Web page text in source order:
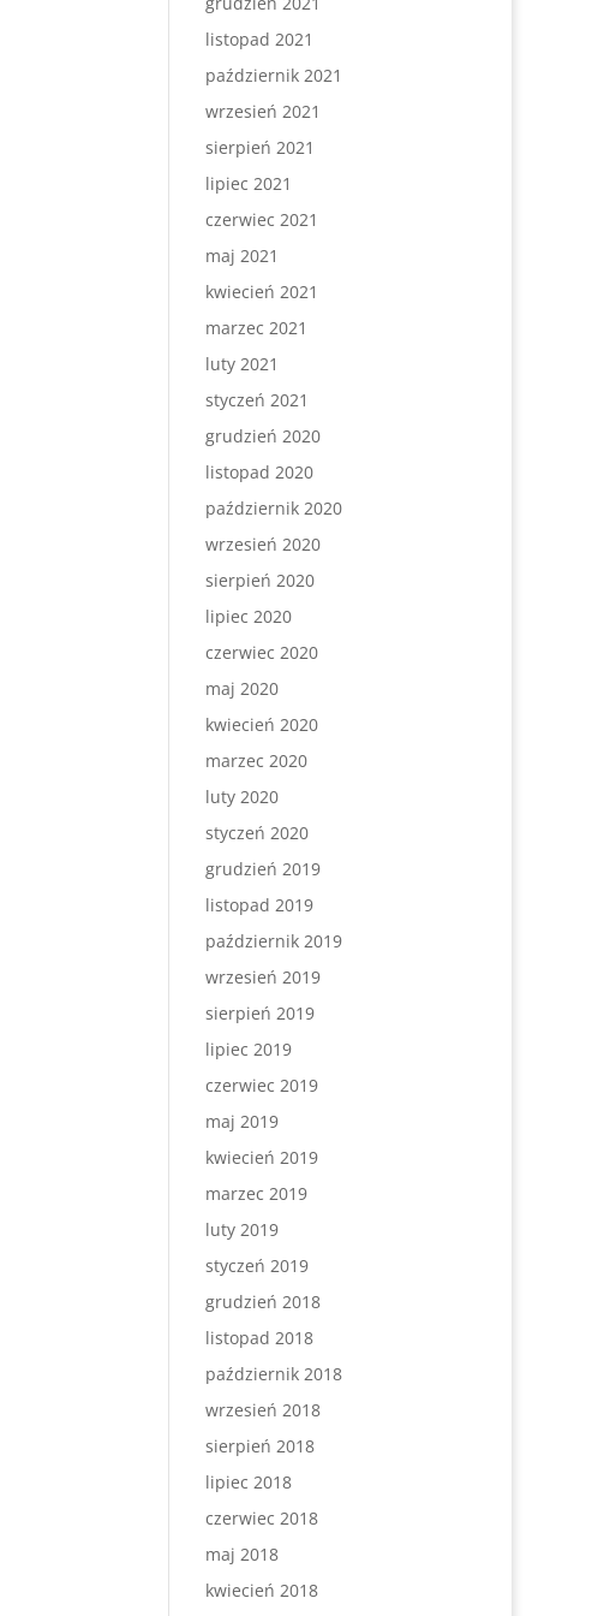
listopad 2021
październik 2021
wrzesień 2021
sierpień 2021
lipiec 2021
czerwiec 2021
maj 2021
kwiecień 2021
marzec 2021
luty 2021
styczeń 2021
grudzień 2020
listopad 2020
październik 2020
wrzesień 2020
sierpień 2020
lipiec 2020
czerwiec 2020
maj 2020
kwiecień 2020
marzec 2020
luty 2020
styczeń 2020
grudzień 2019
listopad 2019
październik 2019
wrzesień 2019
sierpień 2019
lipiec 2019
czerwiec 2019
maj 2019
kwiecień 2019
marzec 2019
luty 2019
styczeń 2019
grudzień 2018
listopad 2018
październik 2018
wrzesień 2018
sierpień 2018
lipiec 2018
czerwiec 2018
maj 2018
kwiecień 2018